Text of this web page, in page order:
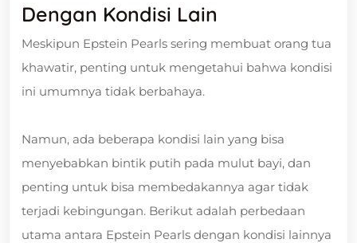
Dengan Kondisi Lain
Meskipun Epstein Pearls sering membuat orang tua
khawatir, penting untuk mengetahui bahwa kondisi
ini umumnya tidak berbahaya.
Namun, ada beberapa kondisi lain yang bisa
menyebabkan bintik putih pada mulut bayi, dan
penting untuk bisa membedakannya agar tidak
terjadi kebingungan. Berikut adalah perbedaan
utama antara Epstein Pearls dengan kondisi lainnya